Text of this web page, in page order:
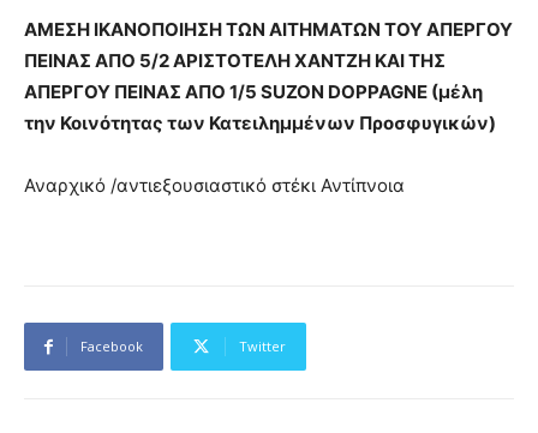
ΑΜΕΣΗ ΙΚΑΝΟΠΟΙΗΣΗ ΤΩΝ ΑΙΤΗΜΑΤΩΝ ΤΟΥ ΑΠΕΡΓΟΥ
ΠΕΙΝΑΣ ΑΠΟ 5/2 ΑΡΙΣΤΟΤΕΛΗ ΧΑΝΤΖΗ ΚΑΙ ΤΗΣ
ΑΠΕΡΓΟΥ ΠΕΙΝΑΣ ΑΠΟ 1/5 SUZON DOPPAGNE (μέλη
την Κοινότητας των Κατειλημμένων Προσφυγικών)
Αναρχικό /αντιεξουσιαστικό στέκι Αντίπνοια
Facebook Twitter